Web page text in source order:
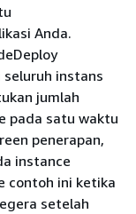
Anda.
instans
jumlah
pada satu waktu
penerapan,
instance
contoh ini ketika
setelah